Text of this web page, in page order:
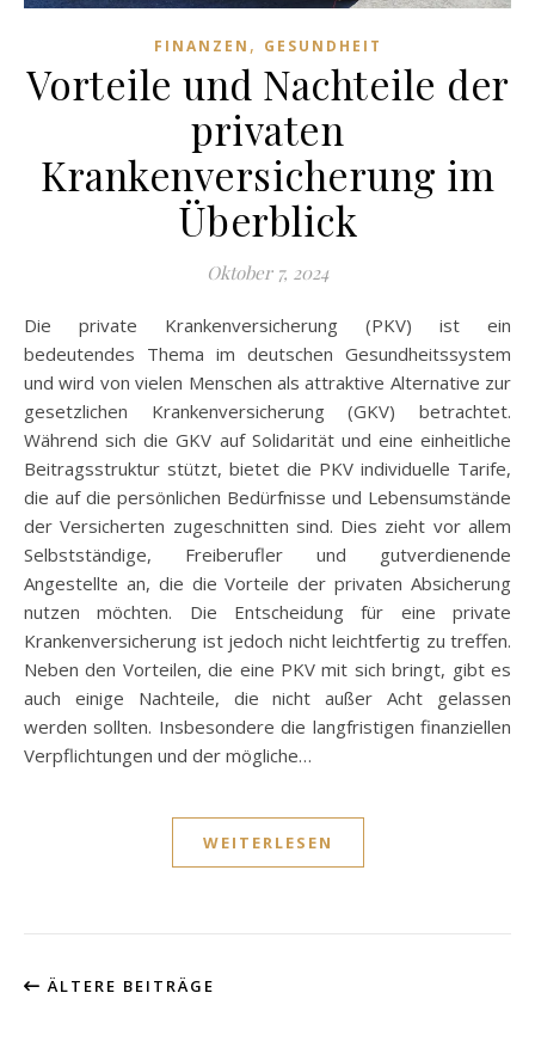
FINANZEN , GESUNDHEIT
Vorteile und Nachteile der
privaten
Krankenversicherung im
Überblick
Oktober 7, 2024
Die private Krankenversicherung (PKV) ist ein
bedeutendes Thema im deutschen Gesundheitssystem
und wird von vielen Menschen als attraktive Alternative zur
gesetzlichen Krankenversicherung (GKV) betrachtet.
Während sich die GKV auf Solidarität und eine einheitliche
Beitragsstruktur stützt, bietet die PKV individuelle Tarife,
die auf die persönlichen Bedürfnisse und Lebensumstände
der Versicherten zugeschnitten sind. Dies zieht vor allem
Selbstständige, Freiberufler und gutverdienende
Angestellte an, die die Vorteile der privaten Absicherung
nutzen möchten. Die Entscheidung für eine private
Krankenversicherung ist jedoch nicht leichtfertig zu treffen.
Neben den Vorteilen, die eine PKV mit sich bringt, gibt es
auch einige Nachteile, die nicht außer Acht gelassen
werden sollten. Insbesondere die langfristigen finanziellen
Verpflichtungen und der mögliche…
WEITERLESEN
ÄLTERE BEITRÄGE